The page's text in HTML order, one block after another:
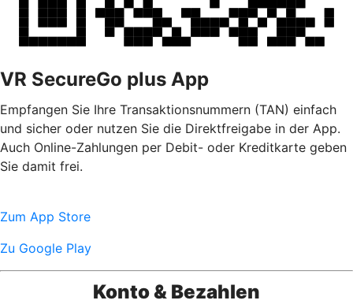
VR SecureGo plus App
Empfangen Sie Ihre Transaktionsnummern (TAN) einfach
und sicher oder nutzen Sie die Direktfreigabe in der App.
Auch Online-Zahlungen per Debit- oder Kreditkarte geben
Sie damit frei.
Zum App Store
Zu Google Play
Konto & Bezahlen